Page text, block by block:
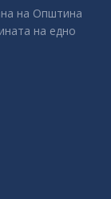
на Општина
на едно